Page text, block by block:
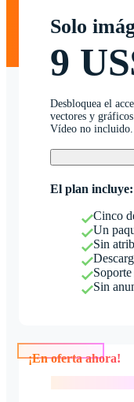
Solo
9
Desbloquea el
vectores y
Vídeo no incluido.
El plan incluye:
Cinco
Un
Sin
Sin